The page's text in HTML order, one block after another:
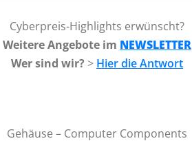
Cyberpreis-Highlights erwünscht?
Weitere Angebote im NEWSLETTER
Wer sind wir? > Hier die Antwort
Gehäuse – Computer Components